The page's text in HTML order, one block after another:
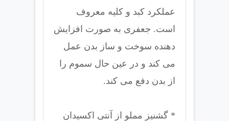
عملکرد کبد و کلیه معروف
است. جعفری به صورت افزایش
دهنده سوخت و ساز بدن عمل
می کند و در عین حال سموم را
از بدن دفع می کند.
* گشنیز مملو از آنتی اکسیدان